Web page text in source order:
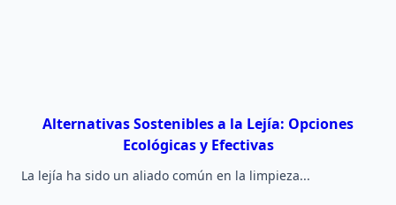
Alternativas Sostenibles a la Lejía: Opciones
Ecológicas y Efectivas
La lejía ha sido un aliado común en la limpieza...